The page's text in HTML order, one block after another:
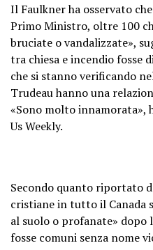
Il Faulkner ha osservato
Primo Ministro, oltre 100
bruciate o vandalizzate»,
tra chiesa e incendio fosse
che si stanno verificando
Trudeau hanno una
«Sono molto innamorata»,
Us Weekly.
Secondo quanto riportato
cristiane in tutto il Canada
al suolo o profanate» dopo
fosse comuni senza nome